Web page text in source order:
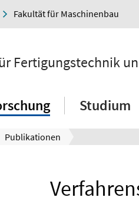
Fakultät für Maschinenbau
Fertigungstechnik
Studium
Publikationen